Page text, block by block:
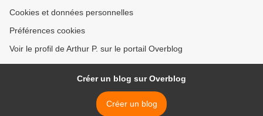
Cookies et données personnelles
Préférences cookies
Voir le profil de Arthur P. sur le portail Overblog
Créer un blog sur Overblog
Créer un blog